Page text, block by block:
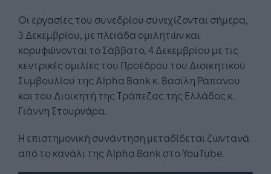
Οι εργασίες του συνεδρίου συνεχίζονται σήμερα,
3 Δεκεμβρίου, με πλειάδα ομιλητών και
κορυφώνονται το Σάββατο, 4 Δεκεμβρίου με τις
κεντρικές ομιλίες του Προέδρου του Διοικητικού
Συμβουλίου της Alpha Bank κ. Βασίλη Ράπανου
και του Διοικητή της Τράπεζας της Ελλάδος κ.
Γιάννη Στουρνάρα.
Η επιστημονική συνάντηση μεταδίδεται ζωντανά
από το κανάλι της Alpha Bank στο YouTube.